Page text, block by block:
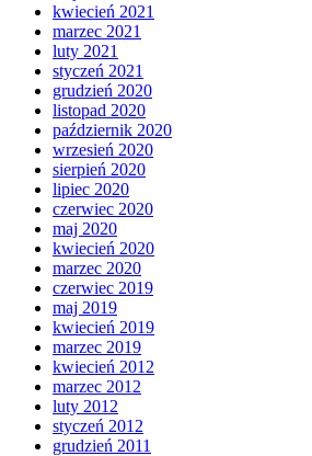
kwiecień 2021
marzec 2021
luty 2021
styczeń 2021
grudzień 2020
listopad 2020
październik 2020
wrzesień 2020
sierpień 2020
lipiec 2020
czerwiec 2020
maj 2020
kwiecień 2020
marzec 2020
czerwiec 2019
maj 2019
kwiecień 2019
marzec 2019
kwiecień 2012
marzec 2012
luty 2012
styczeń 2012
grudzień 2011